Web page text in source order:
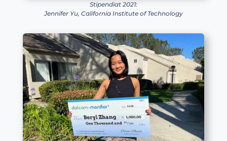
Stipendiat 2021:
Jennifer Yu, California Institute of Technology